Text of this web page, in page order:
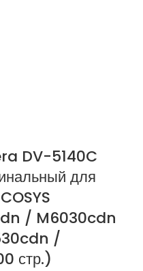
DV-5140C
для
/ M6030cdn
/
стр.)